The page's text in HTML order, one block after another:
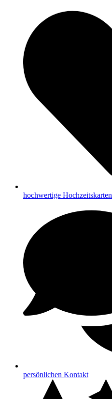
hochwertige Hochzeitskarten
persönlichen Kontakt